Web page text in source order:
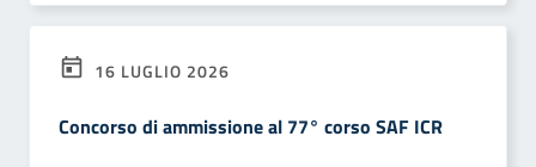
16 LUGLIO 2026
Concorso di ammissione al 77° corso SAF ICR